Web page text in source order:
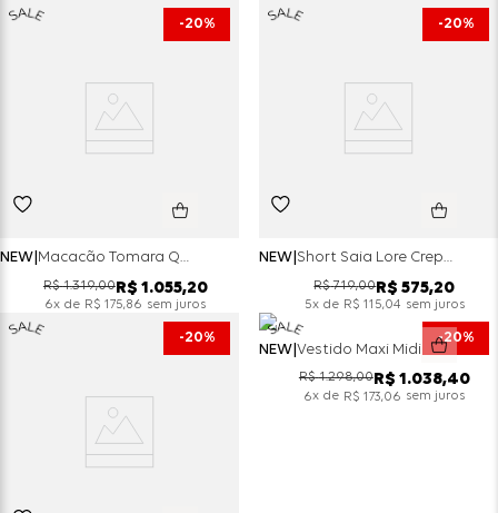
20%
NEW Macacão Tomara Que Caia Crepe Silver Com Cinto Duplo - Vanilla
R$ 1.319,00R$ 1.055,20
6x de R$ 175,86 sem juros
20%
NEW Short Saia Lore Crepe Silver Com Cinto De Ilhoses - Militar
R$ 719,00R$ 575,20
5x de R$ 115,04 sem juros
20% 20%
NEW Vestido Maxi Midi Tomara Que Caia Crepe Silver Peplum - Vanilla
R$ 1.298,00R$ 1 .038,40
6x de R$ 173,06 sem juros